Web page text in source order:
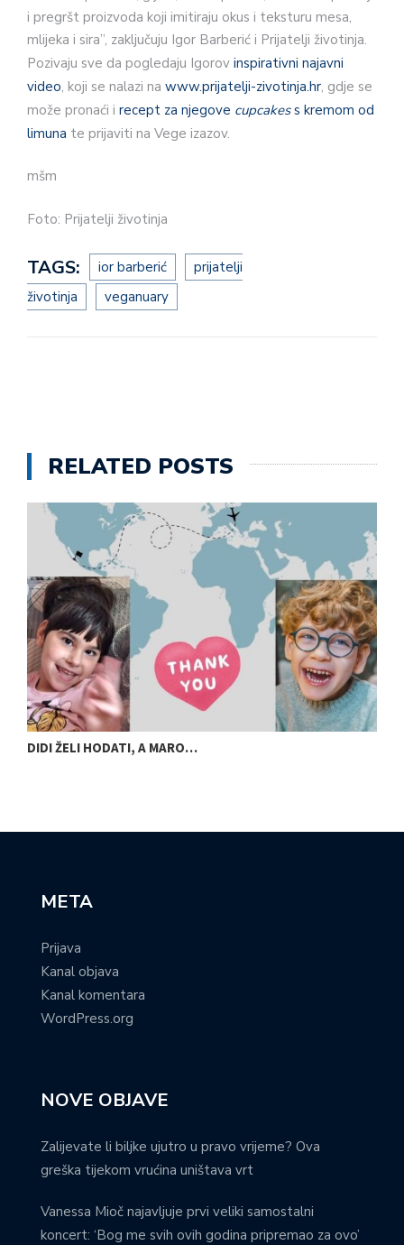
i pregršt proizvoda koji imitiraju okus i teksturu mesa,
mlijeka i sira”, zaključuju Igor Barberić i Prijatelji životinja.
Pozivaju sve da pogledaju Igorov inspirativni najavni
video, koji se nalazi na www.prijatelji-zivotinja.hr, gdje se
može pronaći i recept za njegove cupcakess kremom od
limuna te prijaviti na Vege izazov.
mšm
Foto: Prijatelji životinja
TAGS: ior barberić
prijatelji
životinja
veganuary
RELATED POSTS
DIDI ŽELI HODATI, A MARO…
META
Prijava
Kanal objava
Kanal komentara
WordPress.org
NOVE OBJAVE
Zalijevate li biljke ujutro u pravo vrijeme? Ova
greška tijekom vrućina uništava vrt
Vanessa Mioč najavljuje prvi veliki samostalni
koncert: ‘Bog me svih ovih godina pripremao za ovo’